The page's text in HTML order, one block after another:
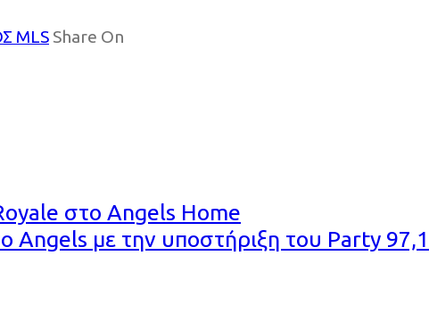
MLS Share On
στο Angels Home
Angels με την υποστήριξη του Party 97,1